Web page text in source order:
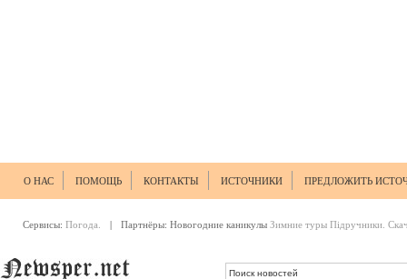
О НАС ПОМОЩЬ КОНТАКТЫ ИСТОЧНИКИ ПРЕДЛОЖИТЬ
Сервисы: Погода. | Партнёры: Новогодние каникулы Зимние туры Підручники.